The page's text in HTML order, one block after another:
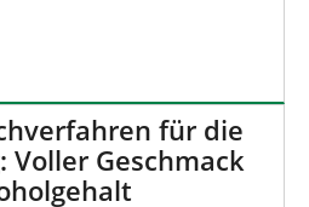
für die
Voller Geschmack